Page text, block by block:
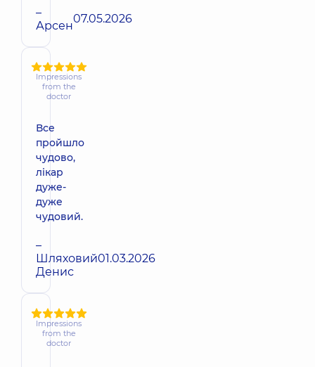
–
Арсен07.05.2026
Impressions
from the
doctor
Все
пройшло
чудово,
лікар
дуже-
дуже
чудовий.
–
Шляховий
Денис
01.03.2026
Impressions
from the
doctor